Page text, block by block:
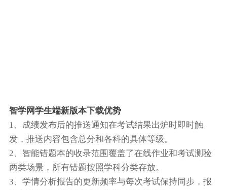
智学网学生端新版本下载优势
1、成绩发布后的推送通知在考试结果出炉时即时触
发，推送内容包含总分和各科的具体等级。
2、智能错题本的收录范围覆盖了在线作业和考试测验
两类场景，所有错题按照学科分类存放。
3、学情分析报告的更新频率与每次考试保持同步，报